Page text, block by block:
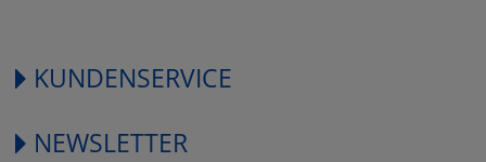
KUNDENSERVICE
NEWSLETTER